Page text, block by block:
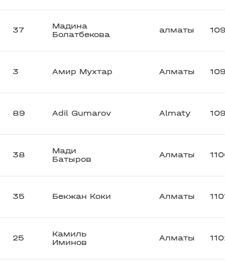
37
Мадина
Болатбекова
алматы
3 Амир Мухтар Алматы
89 Adil Gumarov Almaty
38
Мади
Батыров
Алматы
35 Бекжан Коки Алматы
25
Камиль
Иминов
Алматы